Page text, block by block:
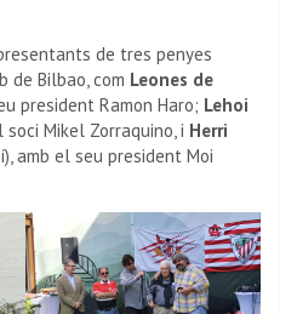
de tres penyes
de Bilbao, com Leones de
president Ramon Haro; Lehoi
Mikel Zorraquino, i Herri
amb el seu president Moi